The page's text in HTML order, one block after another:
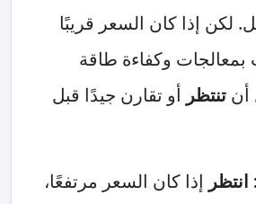
لكن إذا كان السعر قريبًا
وكفاءة طاقة
أن تنتظر أو تقارن جيدًا قبل
انتظر إذا كان السعر مرتفعًا،